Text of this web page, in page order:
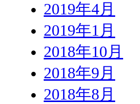
2019年4月
2019年1月
2018年10月
2018年9月
2018年8月